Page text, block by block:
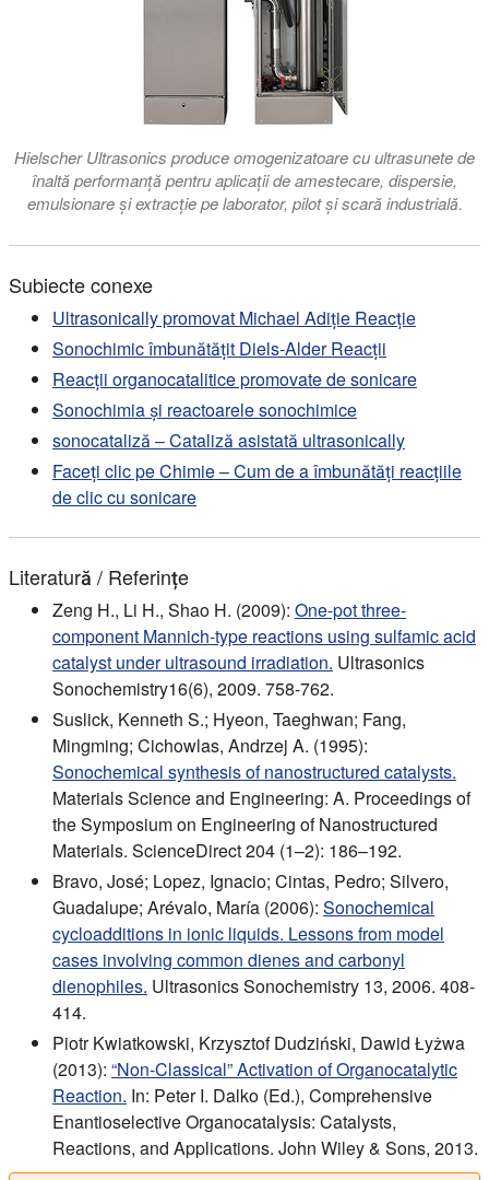
Hielscher Ultrasonics produce omogenizatoare cu ultrasunete de
înaltă performanță pentru aplicații de amestecare, dispersie,
emulsionare și extracție pe laborator, pilot și scară industrială.
Subiecte conexe
Ultrasonically promovat Michael Adiție Reacție
Sonochimic îmbunătățit Diels-Alder Reacții
Reacții organocatalitice promovate de sonicare
Sonochimia și reactoarele sonochimice
sonocataliză – Cataliză asistată ultrasonically
Faceți clic pe Chimie – Cum de a îmbunătăți reacțiile
de clic cu sonicare
Literatură / Referințe
Zeng H., Li H., Shao H. (2009): One-pot three-
component Mannich-type reactions using sulfamic acid
catalyst under ultrasound irradiation. Ultrasonics
Sonochemistry16(6), 2009. 758-762.
Suslick, Kenneth S.; Hyeon, Taeghwan; Fang,
Mingming; Cichowlas, Andrzej A. (1995):
Sonochemical synthesis of nanostructured catalysts.
Materials Science and Engineering: A. Proceedings of
the Symposium on Engineering of Nanostructured
Materials. ScienceDirect 204 (1–2): 186–192.
Bravo, José; Lopez, Ignacio; Cintas, Pedro; Silvero,
Guadalupe; Arévalo, María (2006): Sonochemical
cycloadditions in ionic liquids. Lessons from model
cases involving common dienes and carbonyl
dienophiles. Ultrasonics Sonochemistry 13, 2006. 408-
414.
Piotr Kwiatkowski, Krzysztof Dudziński, Dawid Łyżwa
(2013): “Non-Classical” Activation of Organocatalytic
Reaction. In: Peter I. Dalko (Ed.), Comprehensive
Enantioselective Organocatalysis: Catalysts,
Reactions, and Applications. John Wiley & Sons, 2013.